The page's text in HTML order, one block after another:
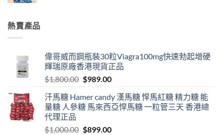
熱賣產品
偉哥威而鋼瓶裝30粒Viagra100mg快速勃起增硬
輝瑞原廠香港現貨正品
$1,800.00 Original
was:
$1,800.00.
$989.00Current
is:
$989.00.
汗馬糖 Hamer candy 漢馬糖 悍馬紅糖 精力糖 能
量糖 人參糖 馬來西亞悍馬糖 一粒管三天 香港總
代理正品
$1,000.00 Original
$899.00Current